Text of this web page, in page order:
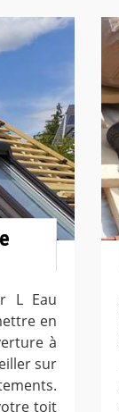
L Eau
en
à
sur
toit